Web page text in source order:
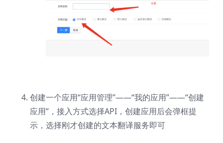
创建一个应用“应用管理”——“我的应用”——“创建
应用”，接入方式选择API，创建应用后会弹框提
示，选择刚才创建的文本翻译服务即可